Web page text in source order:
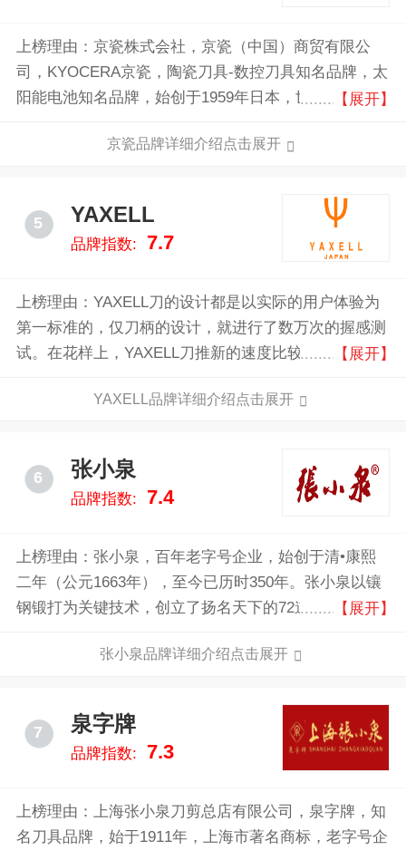
上榜理由：京瓷株式会社，京瓷（中国）商贸有限公
司，KYOCERA京瓷，陶瓷刀具-数控刀具知名品牌，太
阳能电池知名品牌，始创于1959年日本，世界500强企
【展开】
京瓷品牌详细介绍点击展开
5 YAXELL
品牌指数: 7.7
上榜理由：YAXELL刀的设计都是以实际的用户体验为
第一标准的，仅刀柄的设计，就进行了数万次的握感测
试。在花样上，YAXELL刀推新的速度比较慢。基本是
获得消费者认同。 对家庭用户或者厨师用户而言，
【展开】
YAXELL品牌详细介绍点击展开
6 张小泉
品牌指数: 7.4
上榜理由：张小泉，百年老字号企业，始创于清•康熙
二年（公元1663年），至今已历时350年。张小泉以镶
钢锻打为关键技术，创立了扬名天下的72道制剪工艺。
成为中国传统工业的一朵奇葩。
【展开】
张小泉品牌详细介绍点击展开
7 泉字牌
品牌指数: 7.3
上榜理由：上海张小泉刀剪总店有限公司，泉字牌，知
名刀具品牌，始于1911年，上海市著名商标，老字号企